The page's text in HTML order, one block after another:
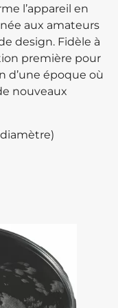
l’appareil en
aux amateurs
design. Fidèle à
première pour
d’une époque où
nouveaux